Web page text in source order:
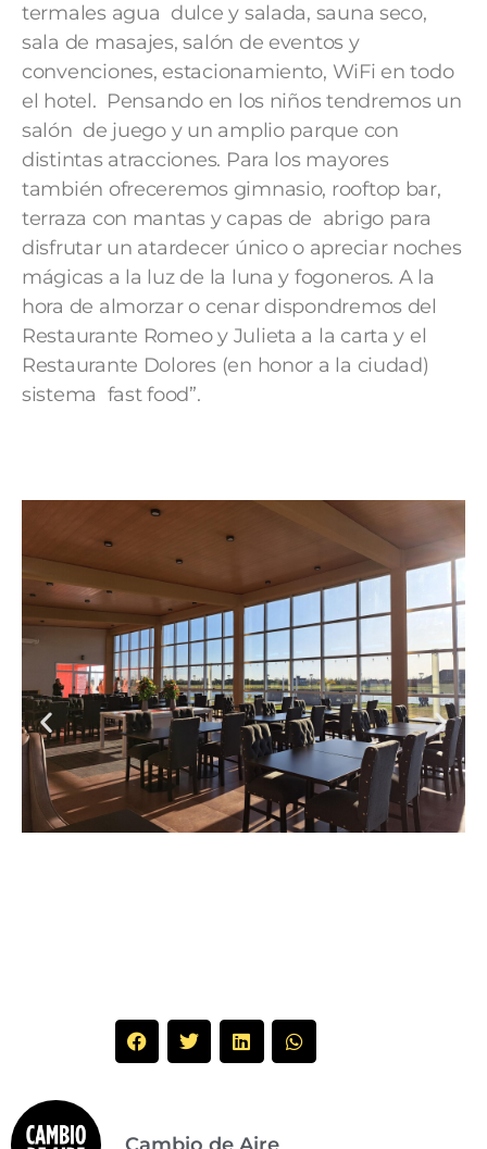
termales agua dulce y salada, sauna seco,
sala de masajes, salón de eventos y
convenciones, estacionamiento, WiFi en todo
el hotel. Pensando en los niños tendremos un
salón de juego y un amplio parque con
distintas atracciones. Para los mayores
también ofreceremos gimnasio, rooftop bar,
terraza con mantas y capas de abrigo para
disfrutar un atardecer único o apreciar noches
mágicas a la luz de la luna y fogoneros. A la
hora de almorzar o cenar dispondremos del
Restaurante Romeo y Julieta a la carta y el
Restaurante Dolores (en honor a la ciudad)
sistema fast food”.